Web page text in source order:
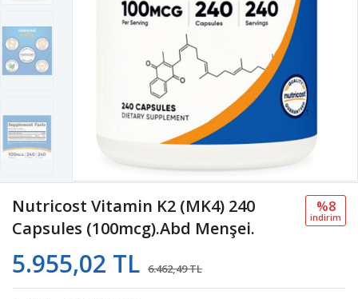
Nutricost Vitamin K2 (MK4) 240
Capsules (100mcg).Abd Menşei.
5.955,02 TL 6.462,49 TL
%8
i̇ndi̇ri̇m